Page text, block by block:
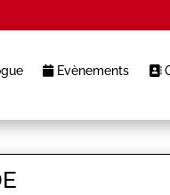
Evènements